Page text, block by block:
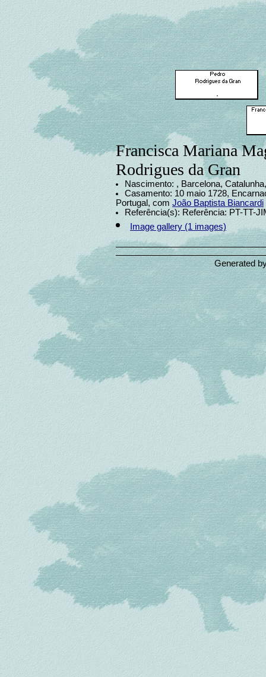
Francisca Mariana
Rodrigues da Gran
Nascimento: , Barcelona,
Casamento: 10 maio 1728,
Portugal, com João Baptista Biancardi
Referência(s): Referência: PT-TT-
Image gallery (1 images)
Generated